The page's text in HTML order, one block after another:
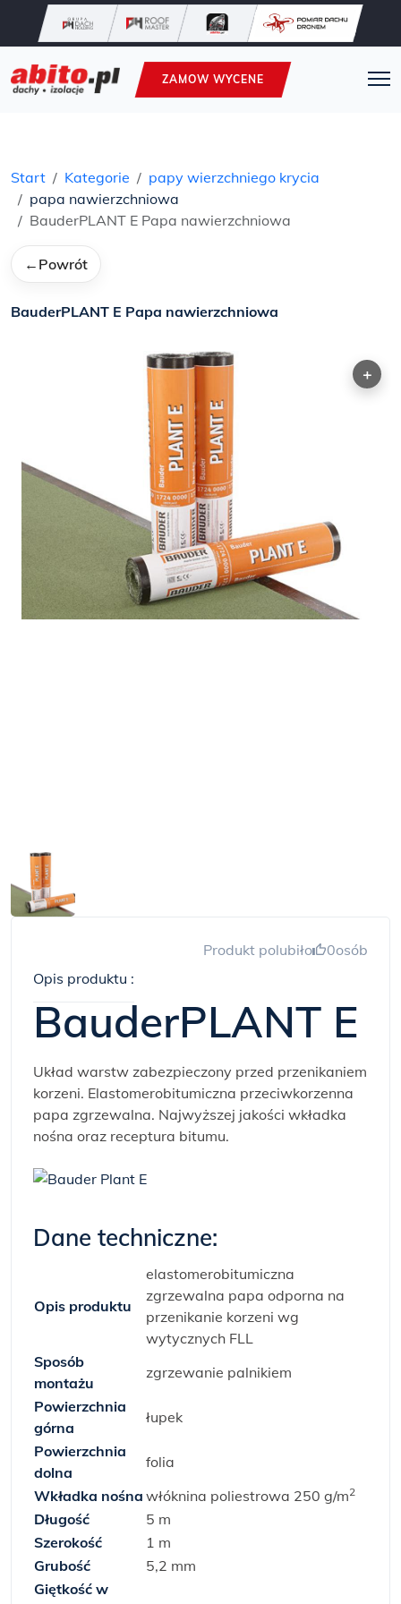
ZAMOW WYCENE
Start Kategorie
papy wierzchniego krycia
papa nawierzchniowa
BauderPLANT E Papa nawierzchniowa
← Powrót
BauderPLANT E Papa nawierzchniowa
+
Produkt polubiło 0osób
Opis produktu :
BauderPLANT E
Układ warstw zabezpieczony przed przenikaniem
korzeni. Elastomerobitumiczna przeciwkorzenna
papa zgrzewalna. Najwyższej jakości wkładka
nośna oraz receptura bitumu.
Dane techniczne:
Opis produktu
elastomerobitumiczna
zgrzewalna papa odporna na
przenikanie korzeni wg
wytycznych FLL
Sposób
montażu
zgrzewanie palnikiem
Powierzchnia
górna
łupek
Powierzchnia
dolna
folia
Wkładka nośna włóknina poliestrowa 250 g/m2
Długość
5 m
Szerokość
1 m
Grubość
5,2 mm
Giętkość w